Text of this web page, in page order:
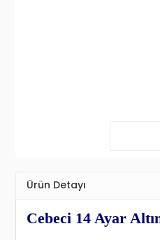
Ürün Detayı
Cebeci 14 Ayar